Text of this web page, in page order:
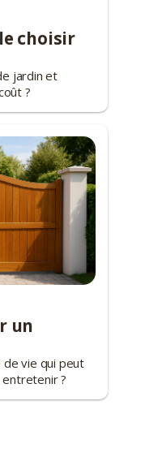
choisir
jardin et
?
un
vie qui peut
?